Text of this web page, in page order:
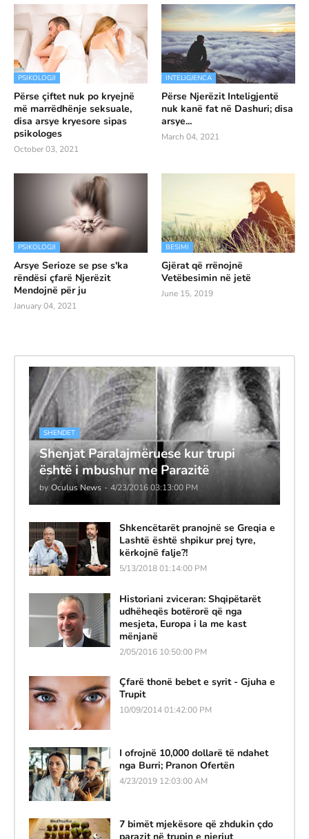
PSIKOLOGJI
Përse çiftet nuk po kryejnë
më marrëdhënje seksuale,
disa arsye kryesore sipas
psikologes
October 03, 2021
INTELIGJENCA
Përse Njerëzit Inteligjentë
nuk kanë fat në Dashuri; disa
arsye...
March 04, 2021
PSIKOLOGJI
Arsye Serioze se pse s'ka
rëndësi çfarë Njerëzit
Mendojnë për ju
January 04, 2021
BESIMI
Gjërat që rrënojnë
Vetëbesimin në jetë
June 15, 2019
SHENDET
Shenjat Paralajmëruese kur trupi
është i mbushur me Parazitë
by Oculus News - 4/23/2016 03:13:00 PM
Shkencëtarët pranojnë se Greqia e
Lashtë është shpikur prej tyre,
kërkojnë falje?!
5/13/2018 01:14:00 PM
Historiani zviceran: Shqipëtarët
udhëheqës botërorë që nga
mesjeta, Europa i la me kast
mënjanë
2/05/2016 10:50:00 PM
Çfarë thonë bebet e syrit - Gjuha e
Trupit
10/09/2014 01:42:00 PM
I ofrojnë 10,000 dollarë të ndahet
nga Burri; Pranon Ofertën
4/23/2019 12:03:00 AM
7 bimët mjekësore që zhdukin çdo